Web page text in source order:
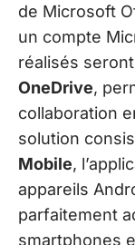
de Microsoft
un compte
réalisés
OneDrive,
collaboration
solution
Mobile,
appareils
parfaitement
smartphones